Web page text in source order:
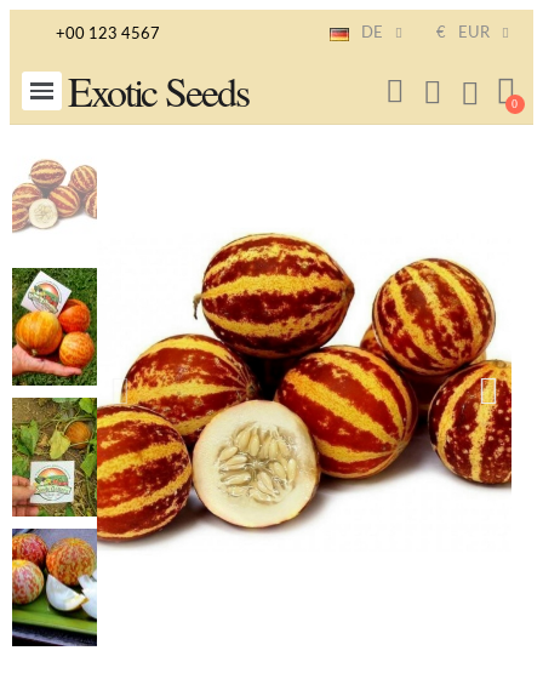
+00 123 4567 DE € EUR
Exotic Seeds